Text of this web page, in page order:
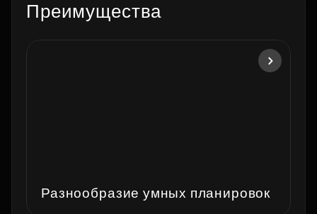
Преимущества
Разнообразие умных планировок